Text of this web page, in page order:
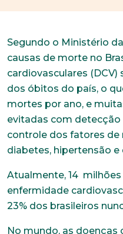
Segundo o Ministério
causas de morte no
cardiovasculares
dos óbitos do país, o
mortes por ano, e
evitadas com detecção
controle dos fatores
diabetes, hipertensão e
Atualmente, 14
enfermidade
23% dos brasileiros
No mundo, as doenças